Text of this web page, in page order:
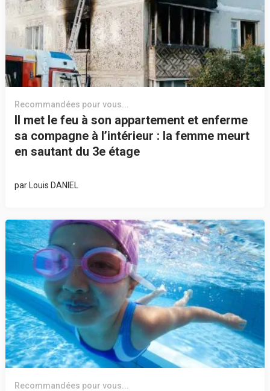
Recommandées pour vous...
Il met le feu à son appartement et enferme
sa compagne à l’intérieur : la femme meurt
en sautant du 3e étage
par Louis DANIEL
Recommandées pour vous...